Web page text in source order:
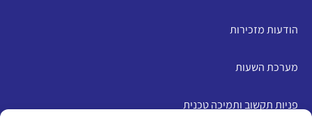
הודעות מזכירות
מערכת השעות
פניות תקשוב ותמיכה טכנית